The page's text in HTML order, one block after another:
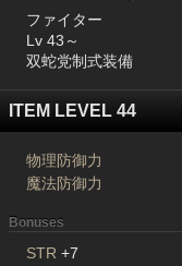
ファイター
Lv 43～
双蛇党制式装備
ITEM LEVEL 44
物理防御力
魔法防御力
Bonuses
STR +7